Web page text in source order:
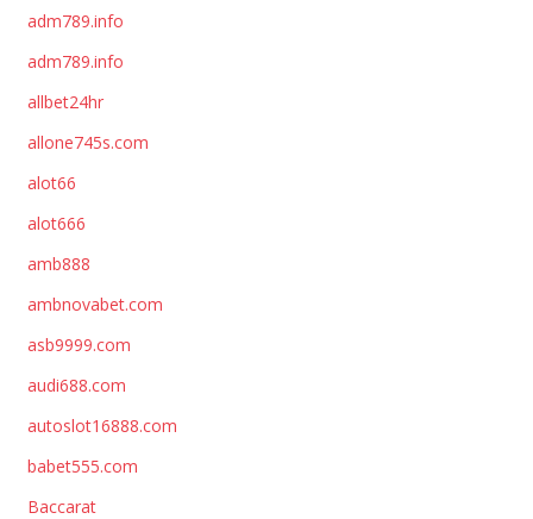
adm789.info
adm789.info
allbet24hr
allone745s.com
alot66
alot666
amb888
ambnovabet.com
asb9999.com
audi688.com
autoslot16888.com
babet555.com
Baccarat